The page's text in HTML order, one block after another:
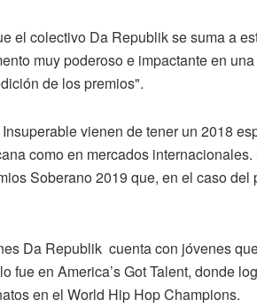
el colectivo Da Republik se suma a
muy poderoso e impactante en
de los premios".
vienen de tener un 2018
como en mercados
Soberano 2019 que, en el caso
Da Republik cuenta con jóvenes
fue en America’s Got Talent, donde
en el World Hip Hop Champions.